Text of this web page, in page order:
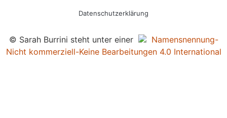
Datenschutzerklärung
© Sarah Burrini steht unter einer
Namensnennung-
Nicht kommerziell-Keine Bearbeitungen 4.0 International